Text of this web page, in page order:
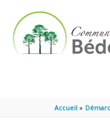
Accueil